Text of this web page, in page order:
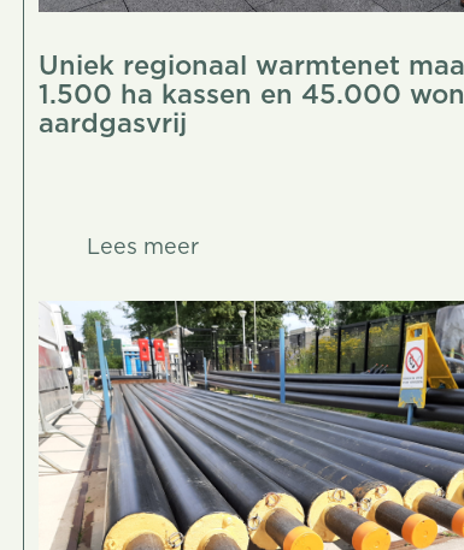
Uniek regionaal warmtenet
1.500 ha kassen en 45.000
aardgasvrij
Lees meer
Lees meer